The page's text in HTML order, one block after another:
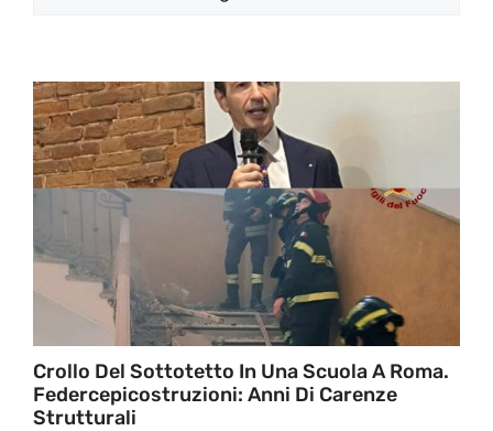
Crollo Del Sottotetto In Una Scuola A Roma.
Federcepicostruzioni: Anni Di Carenze
Strutturali